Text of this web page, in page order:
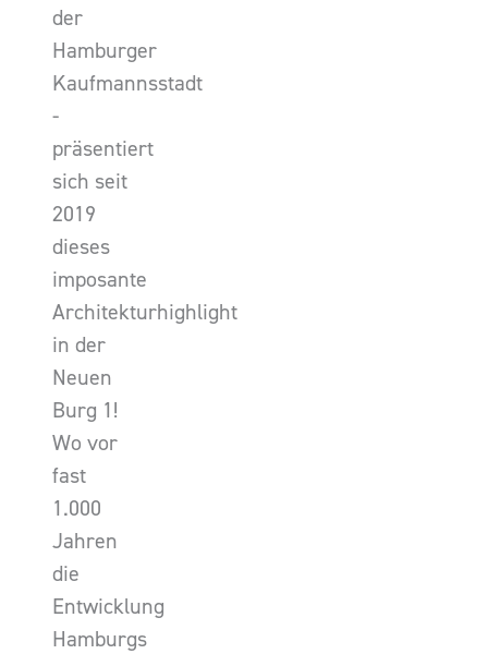
der
Hamburger
Kaufmannsstadt
-
präsentiert
sich seit
2019
dieses
imposante
Architekturhighlight
in der
Neuen
Burg 1!
Wo vor
fast
1.000
Jahren
die
Entwicklung
Hamburgs